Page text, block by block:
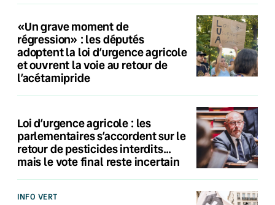
«Un grave moment de
régression» : les députés
adoptent la loi d’urgence agricole
et ouvrent la voie au retour de
l’acétamipride
Loi d’urgence agricole : les
parlementaires s’accordent sur le
retour de pesticides interdits…
mais le vote final reste incertain
INFO VERT